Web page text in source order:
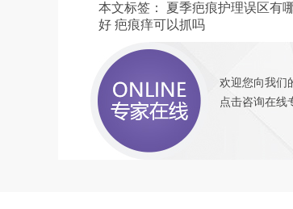
本文标签： 夏季疤痕护理误区有
好 疤痕痒可以抓吗
欢迎您向我们
点击咨询在线